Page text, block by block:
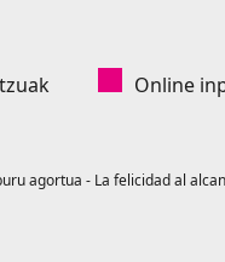
Online
agortua - La felicidad al